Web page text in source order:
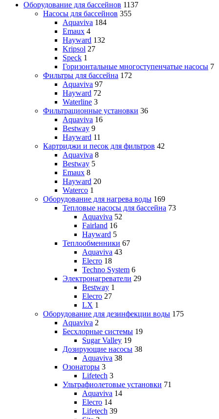
Оборудование для бассейнов 1137
Насосы для бассейнов 355
Aquaviva 184
Emaux 4
Hayward 132
Kripsol 27
Speck 1
Горизонтальные многоступенчатые насосы 7
Фильтры для бассейна 172
Aquaviva 97
Hayward 72
Waterline 3
Фильтрационные установки 36
Aquaviva 16
Bestway 9
Hayward 11
Картриджи и песок для фильтров 42
Aquaviva 8
Bestway 5
Emaux 8
Hayward 20
Waterco 1
Оборудование для нагрева воды 169
Тепловые насосы для бассейна 73
Aquaviva 52
Fairland 16
Hayward 5
Теплообменники 67
Aquaviva 43
Elecro 18
Techno System 6
Электронагреватели 29
Bestway 1
Elecro 27
LX 1
Оборудование для дезинфекции воды 175
Aquaviva 2
Бесхлорные системы 19
Sugar Valley 19
Дозирующие насосы 38
Aquaviva 38
Озонаторы 3
Lifetech 3
Ультрафиолетовые установки 71
Aquaviva 14
Elecro 14
Lifetech 39